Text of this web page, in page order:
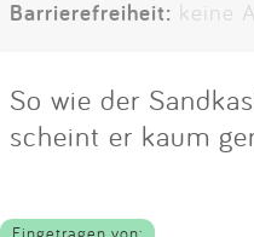
Barrierefreiheit: keine
So wie der
scheint er kaum